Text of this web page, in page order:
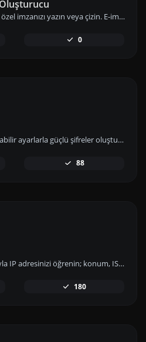
Ücretsiz imza oluşturucu ile özel imzanızı yazın veya çizin. E-imzanızı hızlıca oluşturup indirerek dijital imzanızı hemen kullanıma alabilirsiniz.
0
Özel uzunluk ve yapılandırılabilir ayarlarla güçlü şifreler oluşturun. Sayılar, semboller, küçük ve büyük harf kombinasyonlarını kullanarak şifre güvenliğini artırın.
88
Ücretsiz IP sorgulama aracıyla IP adresinizi öğrenin; konum, ISP ve ağ bilgileri gibi detaylara hızlıca erişip analizlerinizi gerçekleştirin.
180